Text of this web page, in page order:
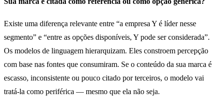
Existe uma diferença relevante entre “a empresa Y é líder nesse
segmento” e “entre as opções disponíveis, Y pode ser considerada”.
Os modelos de linguagem hierarquizam. Eles constroem percepção
com base nas fontes que consumiram. Se o conteúdo da sua marca é
escasso, inconsistente ou pouco citado por terceiros, o modelo vai
tratá-la como periférica — mesmo que ela não seja.